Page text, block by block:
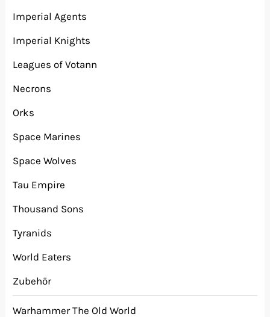
Imperial Agents
Imperial Knights
Leagues of Votann
Necrons
Orks
Space Marines
Space Wolves
Tau Empire
Thousand Sons
Tyranids
World Eaters
Zubehör
Warhammer The Old World